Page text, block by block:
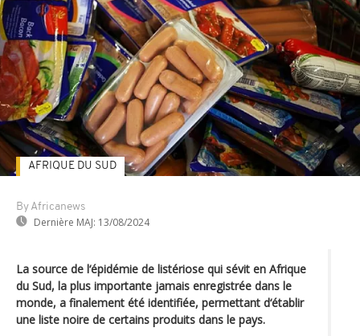
By Africanews
Dernière MAJ: 13/08/2024
AFRIQUE DU SUD
La source de l‘épidémie de listériose qui sévit en Afrique
du Sud, la plus importante jamais enregistrée dans le
monde, a finalement été identifiée, permettant d‘établir
une liste noire de certains produits dans le pays.